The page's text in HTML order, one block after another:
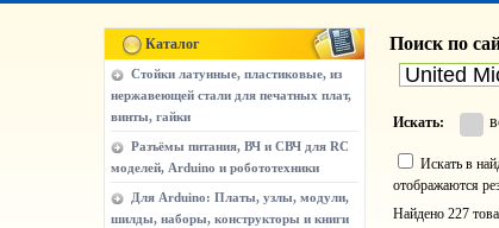
Каталог
Стойки латунные, пластиковые, из
нержавеющей стали для печатных плат,
винты, гайки
Разъёмы питания, ВЧ и СВЧ для RC
моделей, Arduino и робототехники
Для Arduino: Платы, узлы, модули,
шилды, наборы, конструкторы и книги
Поиск по
Искать:
Искать в
отображаются
Найдено 227